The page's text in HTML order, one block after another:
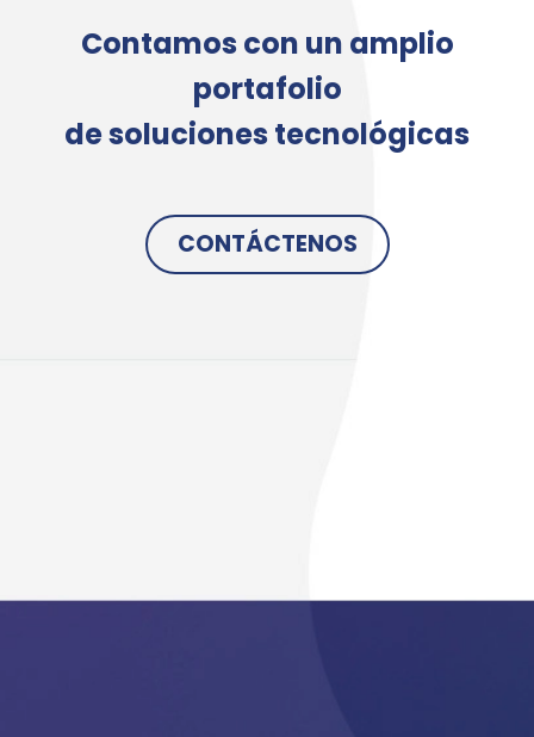
Contamos con un amplio
portafolio
de soluciones tecnológicas
CONTÁCTENOS